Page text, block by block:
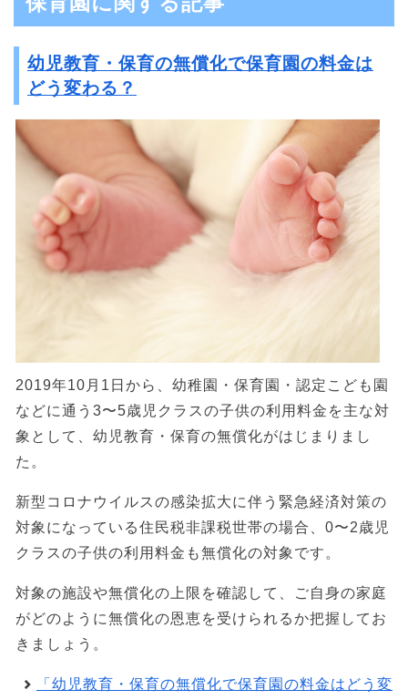
幼児教育・保育の無償化で保育園の料金は
どう変わる？
2019年10月1日から、幼稚園・保育園・認定こども園
などに通う3〜5歳児クラスの子供の利用料金を主な対
象として、幼児教育・保育の無償化がはじまりまし
た。
新型コロナウイルスの感染拡大に伴う緊急経済対策の
対象になっている住民税非課税世帯の場合、0〜2歳児
クラスの子供の利用料金も無償化の対象です。
対象の施設や無償化の上限を確認して、ご自身の家庭
がどのように無償化の恩恵を受けられるか把握してお
きましょう。
「幼児教育・保育の無償化で保育園の料金はどう変